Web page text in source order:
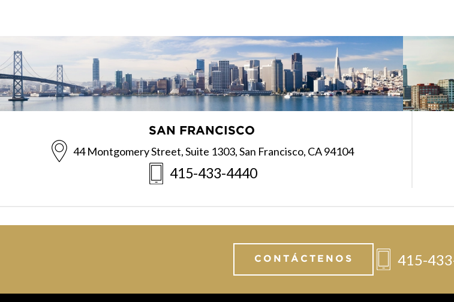
SAN FRANCISCO
44 Montgomery Street, Suite 1303,San Francisco, CA 94104
415-433-4440
CONTÁCTENOS 415-